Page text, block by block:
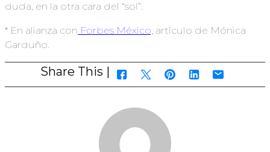
duda, en la otra cara del “sol”.
* En alianza con Forbes México, artículo de Mónica
Garduño.
Share This |